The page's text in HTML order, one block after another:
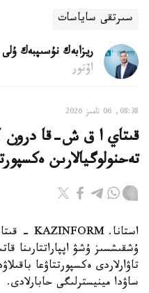
سىرتقى ساياسات
ريزابەك نۇسىپبەك ۇلى
اۆتور
08:38, 06 تامىز 2026
قىتاي ا ق ش-قا درون
تەحنولوگيالارىن
ۇشقىشسىز ۇشۋ اپپاراتتارىنا
تاۋارلاردى ەكسپورتتاۋعا
ساۋدا مينيسترلىگى حابارلادى.